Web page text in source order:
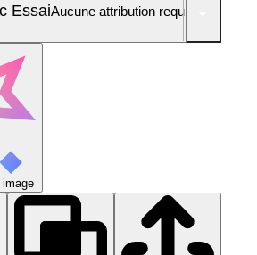
EssaiAucune attribution requise
image